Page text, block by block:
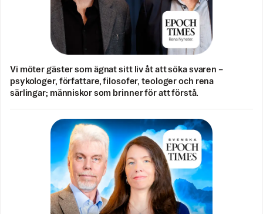
Vi möter gäster som ägnat sitt liv åt att söka svaren –
psykologer, författare, filosofer, teologer och rena
särlingar; människor som brinner för att förstå.